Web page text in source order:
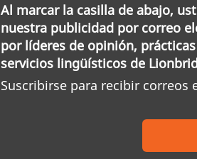
Al marcar la casilla de abajo,
nuestra publicidad por correo
por líderes de opinión,
servicios lingüísticos de
Suscribirse para recibir correos